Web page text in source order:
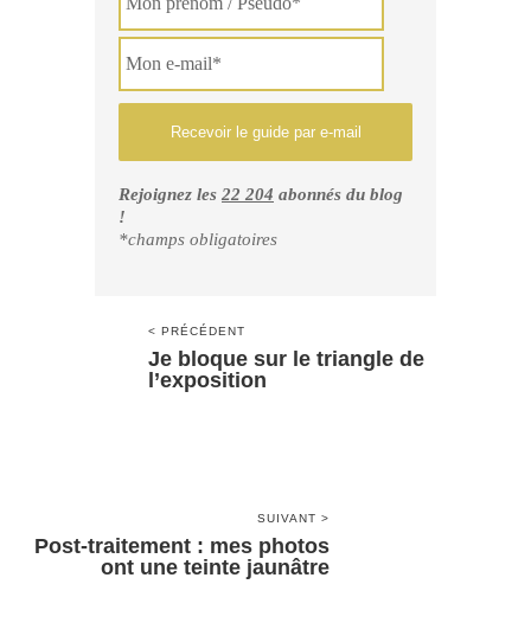
Rejoignez les 22 204 abonnés du blog
!
*champs obligatoires
< PRÉCÉDENT
Je bloque sur le triangle de
l’exposition
SUIVANT >
Post-traitement : mes photos
ont une teinte jaunâtre